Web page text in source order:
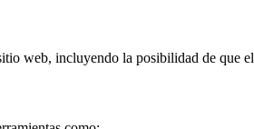
web, incluyendo la posibilidad de que